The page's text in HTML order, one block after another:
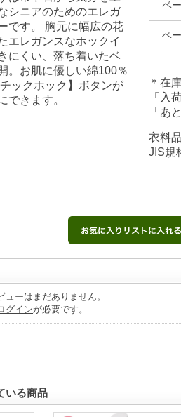
シニアのためのエレガ
です。 胸元に幅広の花
エレガンスなホックイ
にくい、落ち着いたベ
。お肌に優しい綿100％
ックホック】ボタンが
できます。
ベ
ベ
＊在
「
「あ
衣料
JIS規
ーはまだありません。
グインが必要です。
いる商品